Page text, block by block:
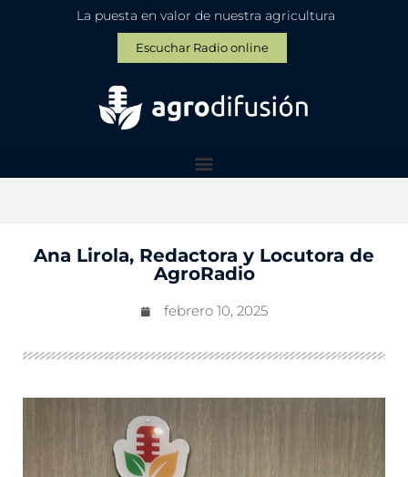
La puesta en valor de nuestra agricultura
Escuchar Radio online
Ana Lirola, Redactora y Locutora de
AgroRadio
febrero 10, 2025